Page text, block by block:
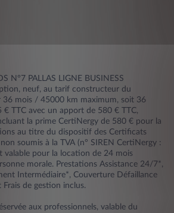
N°7 PALLAS LIGNE BUSINESS
neuf, au tarif constructeur du
mois / 45000 km maximum, soit 36
€ TTC avec un apport de 580 € TTC,
la prime CertiNergy de 580 € pour la
au titre du dispositif des Certificats
non soumis à la TVA (n° SIREN CertiNergy :
valable pour la location de 24 mois
morale. Prestations Assistance 24/7*,
Intermédiaire*, Couverture Défaillance
de gestion inclus.
aux professionnels, valable du